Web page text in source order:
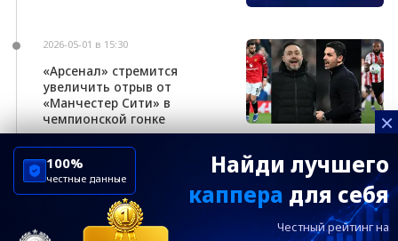
2026-05-01 в 15:30
«Арсенал» стремится
увеличить отрыв от
«Манчестер Сити» в
чемпионской гонке
×
Найди лучшего
каппера для себя
Честный рейтинг на
100%
честные данные
ChelseaBluesRu
ФК Челси